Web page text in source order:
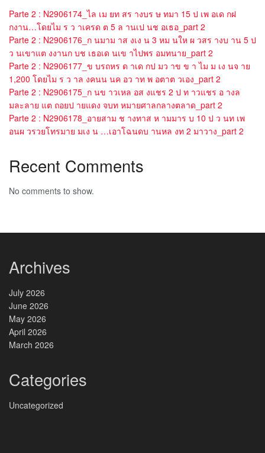
Parte 2 : N2906174_ไล เม ยท สร างบร ษ ทมา 15 ป เพ อเด กฝ
กงาน…โดยไม ร ว าเครด ต 5 ล านเป นช อเธอ_part 2
Parte 2 : N2906176_ก นมาม าส งเง น 3 หม นให ผ วสร างบ าน 5 ป
ว นเขาแต งงานก บช เธอเด นเข าไปพร อมทนาย_part 2
Parte 2 : N2906177_ข บรถหร ด าเด กป มว าข ข า ไม ม เง นจ าย
1,200 โดยไม ร ว าล งคนน นค อว าท พ อตาต วเอง_part 2
Parte 2 : N2906175_ก นข าวเหล อส งแชร 2 ป ท าวแชร อ างล
มละลาย แต ถอยป ายแดง จบท หมายศาลกลางตลาด_part 2
Parte 2 : N2906178_อายสาม ช างทาส ห ามมาร บ 10 ป ว นท เพ
อนผ วรวยโทรมาย มเง น …เอาโฉนดบ านหล งท 2 มาวาง_part 2
Recent Comments
No comments to show.
Archives
July 2026
June 2026
May 2026
April 2026
March 2026
Categories
Uncategorized